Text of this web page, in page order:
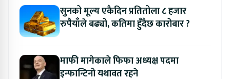
सुनको मूल्य एकैदिन प्रतितोला ८ हजार
रुपैयाँले बढ्यो, कतिमा हुँदैछ कारोबार ?
माफी मागेकाले फिफा अध्यक्ष पदमा
इन्फान्टिनो यथावत रहने